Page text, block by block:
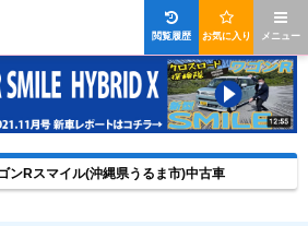
メニュー
お気に入り
閲覧履歴
ンRスマイル(沖縄県うるま市)中古車